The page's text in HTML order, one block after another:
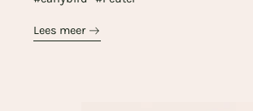
Lees meer